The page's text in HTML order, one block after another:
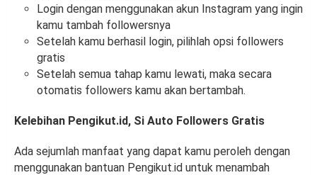
Login dengan menggunakan akun Instagram yang ingin
kamu tambah followersnya
Setelah kamu berhasil login, pilihlah opsi followers
gratis
Setelah semua tahap kamu lewati, maka secara
otomatis followers kamu akan bertambah.
Kelebihan Pengikut.id, Si Auto Followers Gratis
Ada sejumlah manfaat yang dapat kamu peroleh dengan
menggunakan bantuan Pengikut.id untuk menambah